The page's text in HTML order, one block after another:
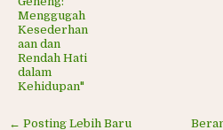
Menggugah
Kesederhan
aan dan
Rendah Hati
dalam
Kehidupan"
← Posting Lebih Baru